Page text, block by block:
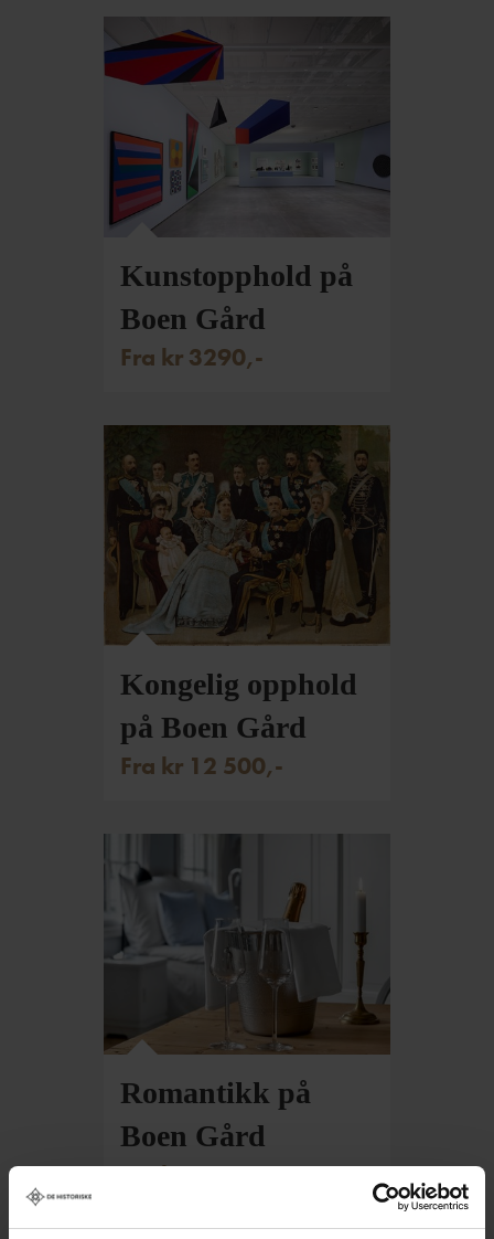
Foto:Alan Williams Photography / Kunstsilo
Kunstopphold på
Boen Gård
Fra kr 3290,-
Kongelig opphold
på Boen Gård
Fra kr 12 500,-
Romantikk på
Boen Gård
Fra kr 6605,-